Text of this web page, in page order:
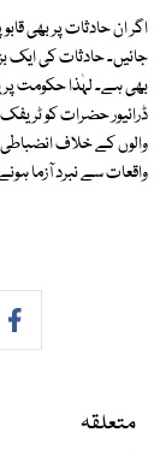
اگر ان حادثات پر بھی
جائیں۔ حادثات کی ایک
بھی ہے۔ لہٰذا حکومت پر
ڈرائیور حضرات کو
والوں کے خلاف انضباطی
واقعات سے نبرد آزما
متعلقہ